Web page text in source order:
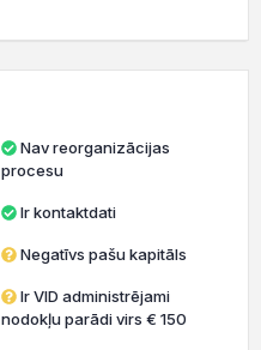
Nav reorganizācijas
procesu
Ir kontaktdati
Negatīvs pašu kapitāls
Ir VID administrējami
nodokļu parādi virs € 150